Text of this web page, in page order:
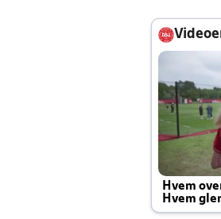
Hvem
Hvem
Joachim